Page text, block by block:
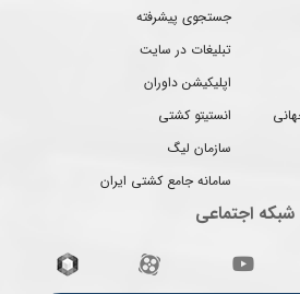
جستجوی پیشرفته
تبلیغات در سایت
اپلیکیشن داوران
انستیتو کشتی
سازمان لیگ
سامانه جامع کشتی ایران
شبکه اجتماعی